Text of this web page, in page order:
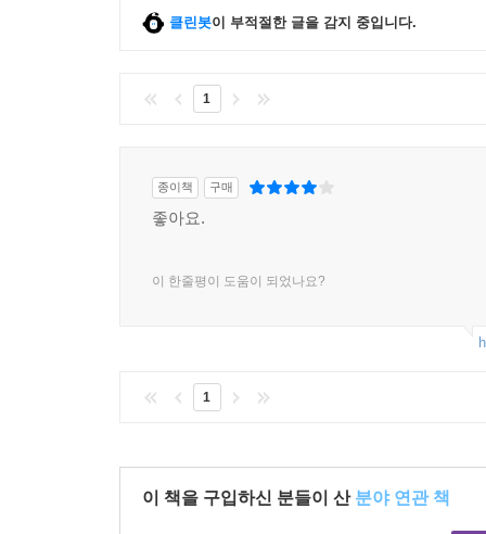
클린봇이 부적절한 글을 감지 중입니다.
1
종이책 구매
좋아요.
이 한줄평이 도움이 되었나요?
1
이 책을 구입하신 분들이 산 분야 연관 책